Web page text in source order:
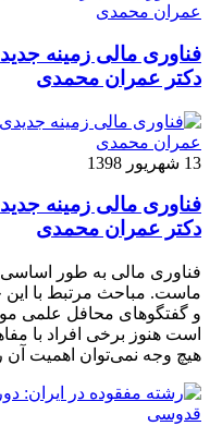
فناوری مالی زمینه
دکتر عمران محمدی
13 شهریور 1398
فناوری مالی زمینه
دکتر عمران محمدی
فناوری مالی به طور
ماست. مباحث مرتبط با این
و گفتگوهای محافل علمی
است هنوز برخی افراد با
هیچ وجه نمی‌توان اهمیت آن